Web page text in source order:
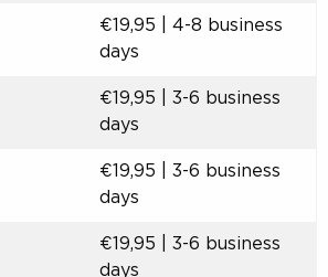
€19,95 | 4-8 business
days
€19,95 | 3-6 business
days
€19,95 | 3-6 business
days
€19,95 | 3-6 business
days